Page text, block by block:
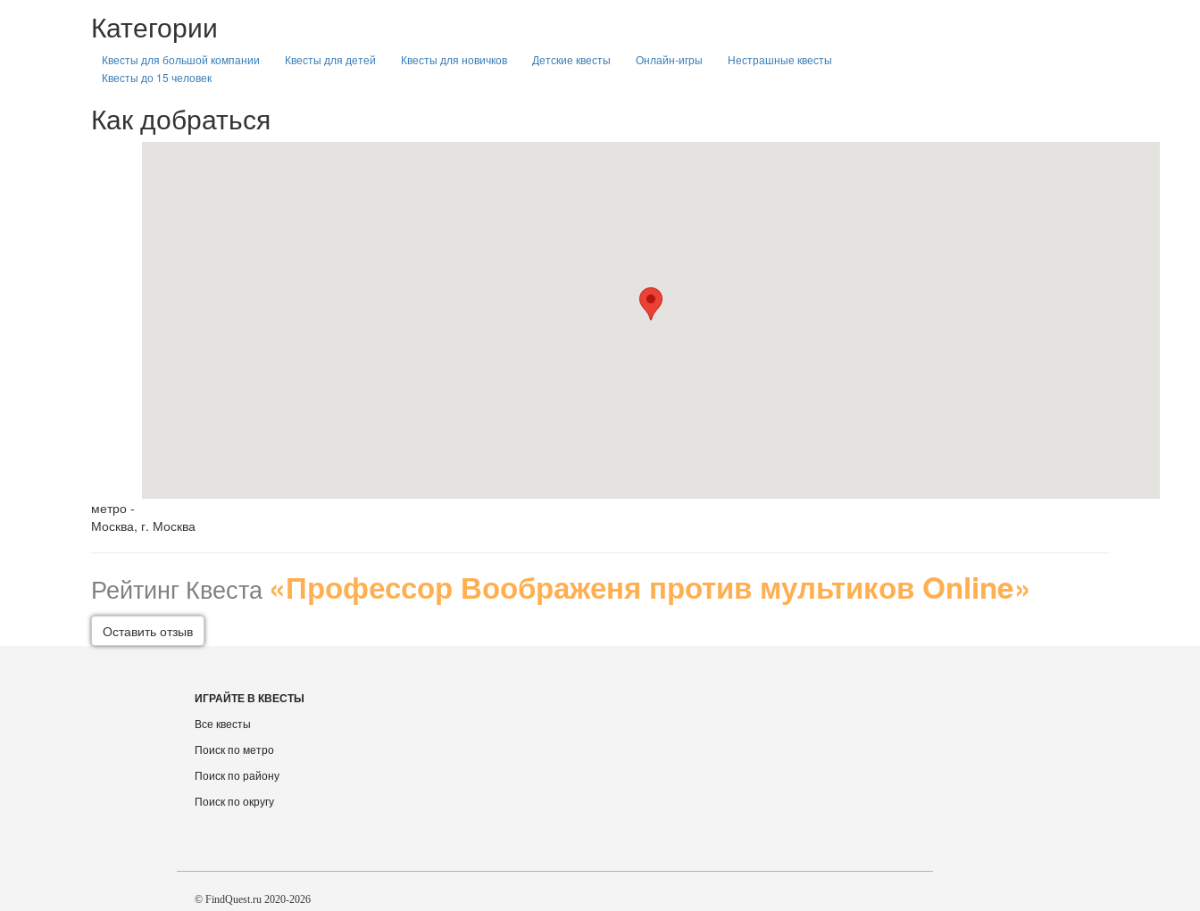
Категории
Квесты для большой компании Квесты для детей Квесты для новичков Детские квесты Онлайн-игры
Нестрашные квесты
Квесты до 15 человек
Как добраться
метро -
Москва, г. Москва
Рейтинг Квеста «Профессор Воображеня против мультиков Online»
Оставить отзыв
ИГРАЙТЕ В КВЕСТЫ
Все квесты
Поиск по метро
Поиск по району
Поиск по округу
© FindQuest.ru 2020-2026